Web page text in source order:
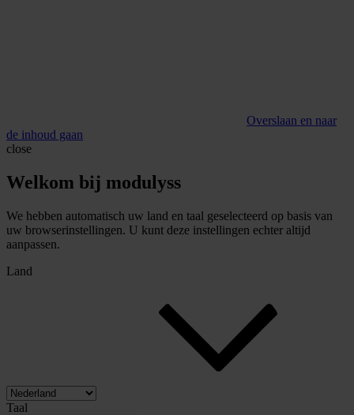
Overslaan en naar
de inhoud gaan
close
Welkom bij modulyss
We hebben automatisch uw land en taal geselecteerd op basis van
uw browserinstellingen. U kunt deze instellingen echter altijd
aanpassen.
Land
Taal